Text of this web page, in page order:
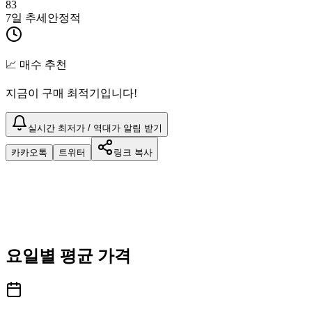
83
7일 추세 안정적
📈 매수 추천
지금이 구매 최적기입니다!
실시간 최저가 / 역대가 알림 받기
카카오톡 트위터 링크 복사
요일별 평균 가격